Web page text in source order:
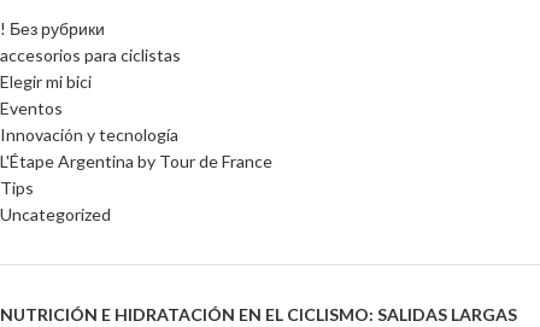
! Без рубрики
accesorios para ciclistas
Elegir mi bici
Eventos
Innovación y tecnología
L'Étape Argentina by Tour de France
Tips
Uncategorized
NUTRICIÓN E HIDRATACIÓN EN EL CICLISMO: SALIDAS LARGAS